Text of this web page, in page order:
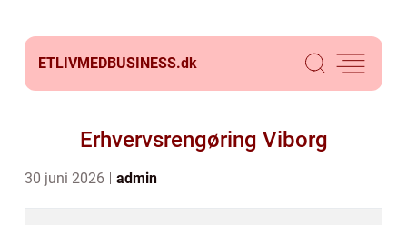
ETLIVMEDBUSINESS.dk
Erhvervsrengøring Viborg
30 juni 2026 admin